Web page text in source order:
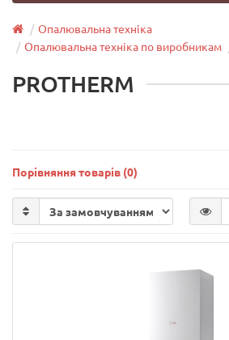
Опалювальна техніка
Опалювальна техніка по виробникам
PROTHERM
Порівняння товарів (0)